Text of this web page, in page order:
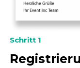
Schritt 1